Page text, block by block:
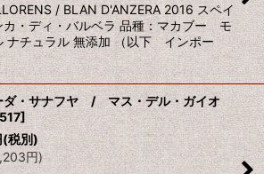
/ BLAN D'ANZERA 2016 スペイ
・ディ・バルベラ 品種：マカブー モ
ナチュラル 無添加 （以下 インポー
ダ・サナフヤ / マス・デル・ガイオ
]
(税別)
円)